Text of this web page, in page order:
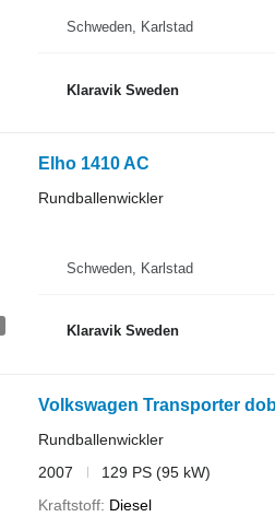
Schweden, Karlstad
Klaravik Sweden
Elho 1410 AC
Rundballenwickler
Schweden, Karlstad
Klaravik Sweden
Volkswagen Transporter
Rundballenwickler
2007
129 PS (95 kW)
Kraftstoff Diesel